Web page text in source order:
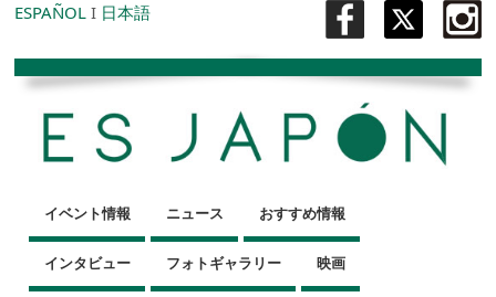
ESPAÑOL I 日本語
イベント情報 ニュース おすすめ情報
インタビュー フォトギャラリー 映画